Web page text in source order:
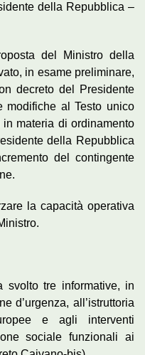
della Repubblica –
del Ministro della
in esame preliminare,
decreto del Presidente
modifiche al Testo unico
materia di ordinamento
della Repubblica
del contingente
la capacità operativa
svolto tre informative, in
d’urgenza, all’istruttoria
e agli interventi
sociale funzionali ai